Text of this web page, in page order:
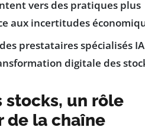
vers des pratiques plus
aux incertitudes
prestataires spécialisés
digitale des
stocks, un rôle
la chaîne